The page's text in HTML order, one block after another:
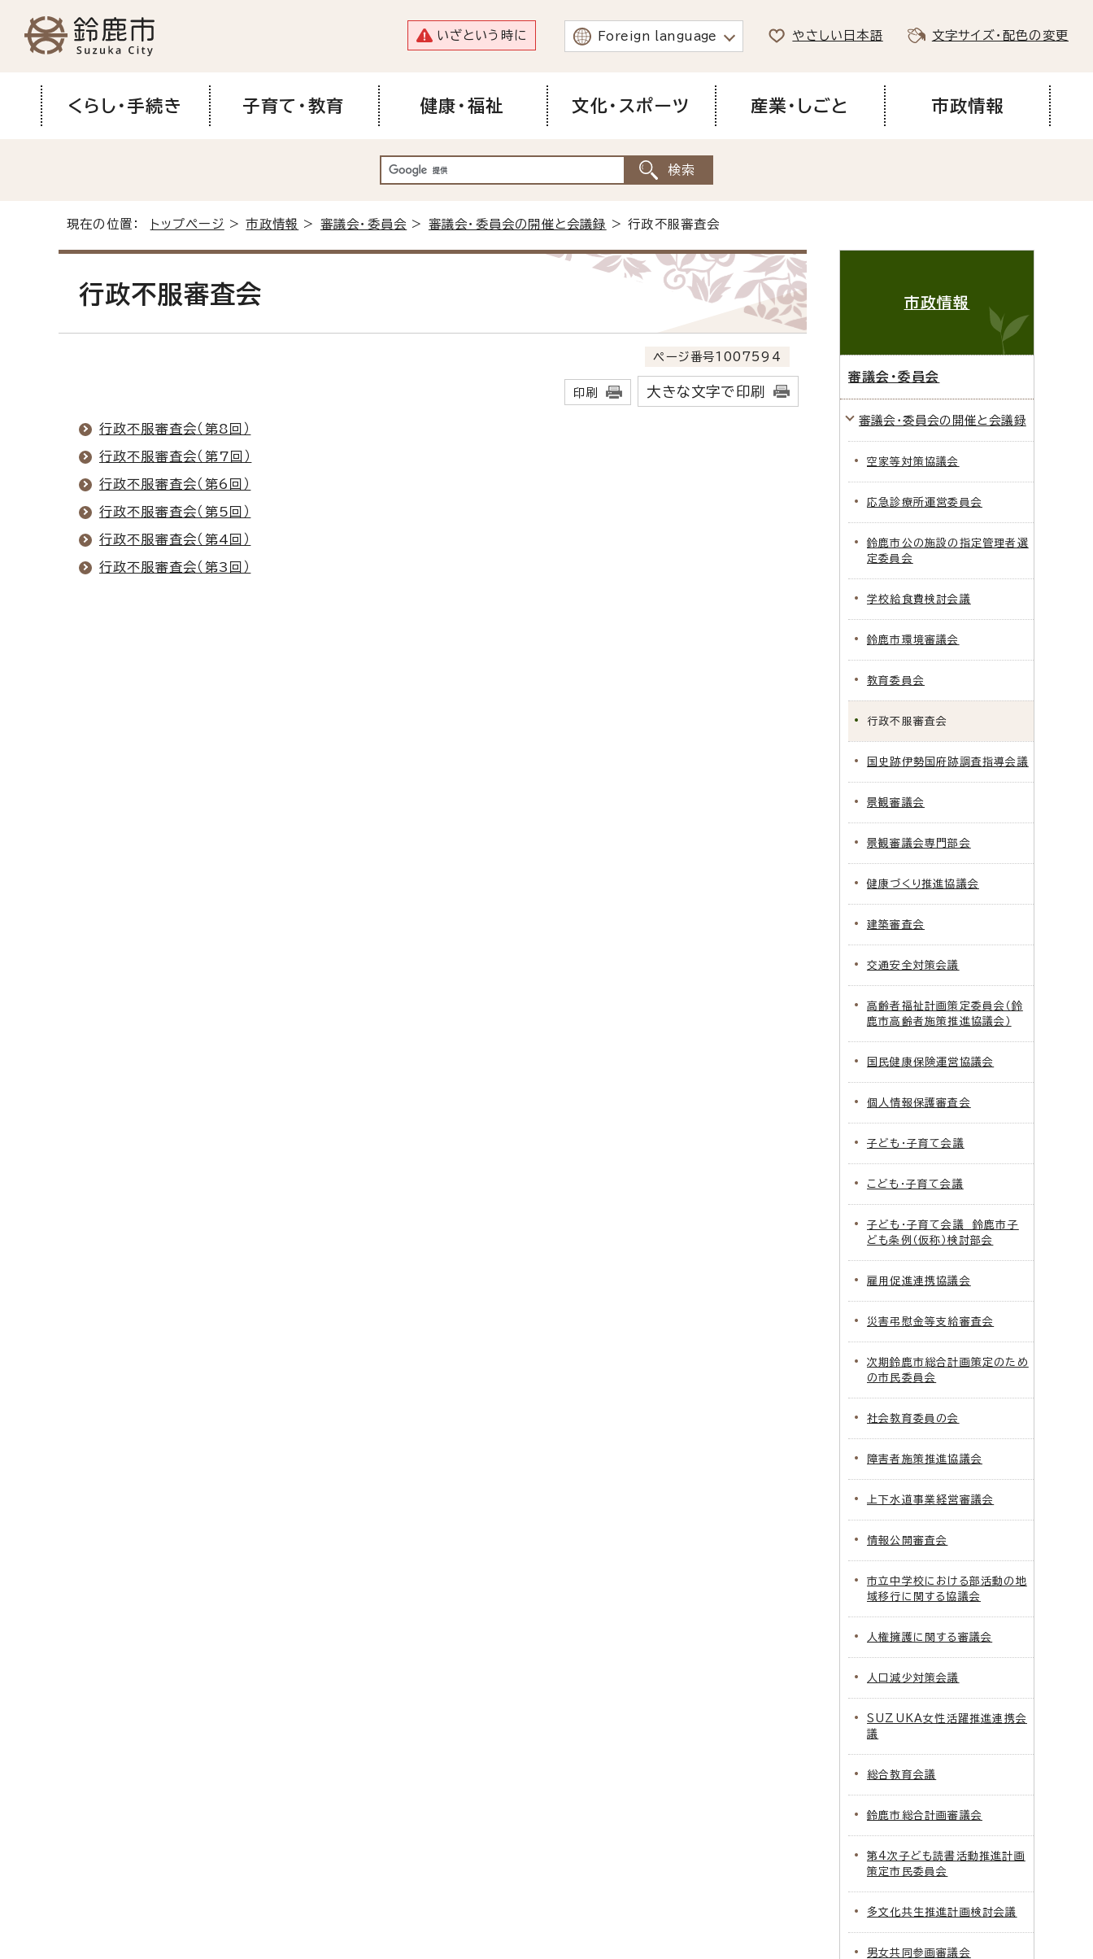
いざという時に Foreign language やさしい日本語 文字サイズ・配色の変更
くらし・手続き 子育て・教育 健康・福祉 文化・スポーツ 産業・しごと 市政情報
現在の位置： トップページ >市政情報 > 審議会・委員会 > 審議会・委員会の開催と会議録 > 行政不服審査会
行政不服審査会
ページ番号1007594
印刷 大きな文字で印刷
行政不服審査会（第8回）
行政不服審査会（第7回）
行政不服審査会（第6回）
行政不服審査会（第5回）
行政不服審査会（第4回）
行政不服審査会（第3回）
市政情報
審議会・委員会
審議会・委員会の開催と会議録
空家等対策協議会
応急診療所運営委員会
鈴鹿市公の施設の指定管理者選
定委員会
学校給食費検討会議
鈴鹿市環境審議会
教育委員会
行政不服審査会
国史跡伊勢国府跡調査指導会議
景観審議会
景観審議会専門部会
健康づくり推進協議会
建築審査会
交通安全対策会議
高齢者福祉計画策定委員会（鈴
鹿市高齢者施策推進協議会）
国民健康保険運営協議会
個人情報保護審査会
子ども・子育て会議
こども・子育て会議
子ども・子育て会議 鈴鹿市子
ども条例（仮称）検討部会
雇用促進連携協議会
災害弔慰金等支給審査会
次期鈴鹿市総合計画策定のため
の市民委員会
社会教育委員の会
障害者施策推進協議会
上下水道事業経営審議会
情報公開審査会
市立中学校における部活動の地
域移行に関する協議会
人権擁護に関する審議会
人口減少対策会議
SUZUKA女性活躍推進連携会
議
総合教育会議
鈴鹿市総合計画審議会
第4次子ども読書活動推進計画
策定市民委員会
多文化共生推進計画検討会議
男女共同参画審議会